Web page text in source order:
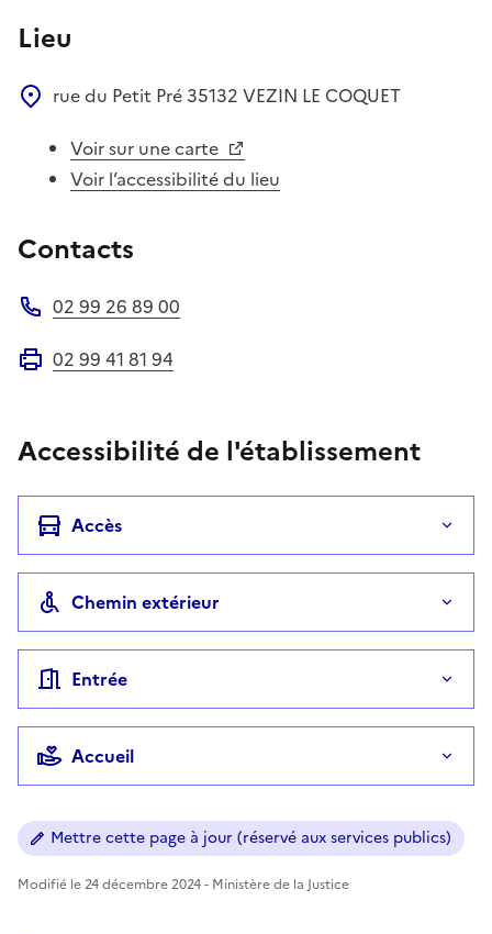
Lieu
rue du Petit Pré 35132 VEZIN LE COQUET
Voir sur une carte
Voir l’accessibilité du lieu
Contacts
02 99 26 89 00
02 99 41 81 94
Accessibilité de l'établissement
Accès
Chemin extérieur
Entrée
Accueil
Mettre cette page à jour (réservé aux services publics)
Modifié le 24 décembre 2024 - Ministère de la Justice